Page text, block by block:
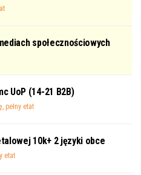
społecznościowych
UoP (14-21 B2B)
pełny etat
10k+ 2 języki obce
etat